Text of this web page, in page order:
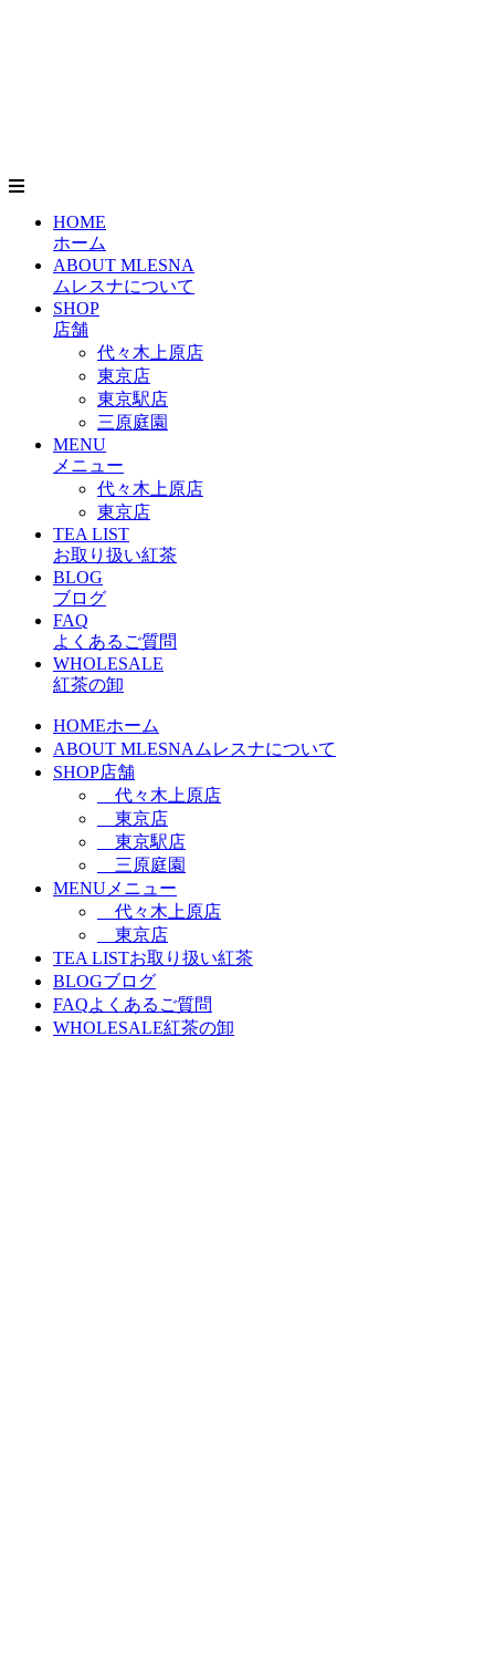
HOME
ホーム
ABOUT MLESNA
ムレスナについて
SHOP
店舗
代々木上原店
東京店
東京駅店
三原庭園
MENU
メニュー
代々木上原店
東京店
TEA LIST
お取り扱い紅茶
BLOG
ブログ
FAQ
よくあるご質問
WHOLESALE
紅茶の卸
HOMEホーム
ABOUT MLESNAムレスナについて
SHOP店舗
代々木上原店
東京店
東京駅店
三原庭園
MENUメニュー
代々木上原店
東京店
TEA LISTお取り扱い紅茶
BLOGブログ
FAQよくあるご質問
WHOLESALE紅茶の卸